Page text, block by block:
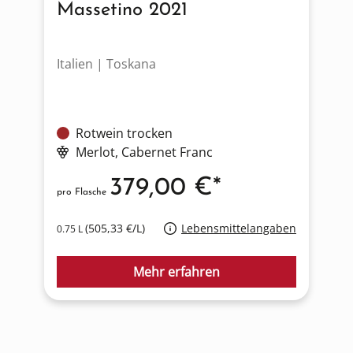
Massetino 2021
Italien | Toskana
Rotwein trocken
Merlot, Cabernet Franc
0.75 L(505,33 €/L) Lebensmittelangaben
pro Flasche 379,00 €*
Mehr erfahren